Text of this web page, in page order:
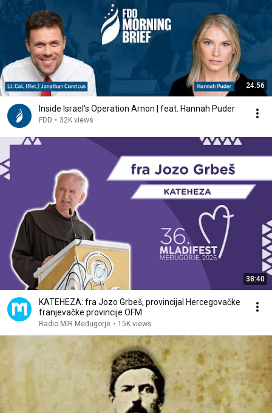
24:56
Inside Israel's Operation Arnon | feat. Hannah Puder
FDD • 32K views
38:40
KATEHEZA: fra Jozo Grbeš, provincijal Hercegovačke
franjevačke provincije OFM
Radio MIR Međugorje • 15K views